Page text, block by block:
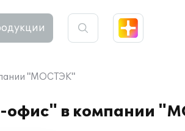
"МОСТЭК"
офис" в компании